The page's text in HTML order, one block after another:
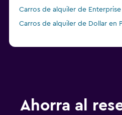
Carros de alquiler de Enterprise
Carros de alquiler de Dollar en
Ahorra al